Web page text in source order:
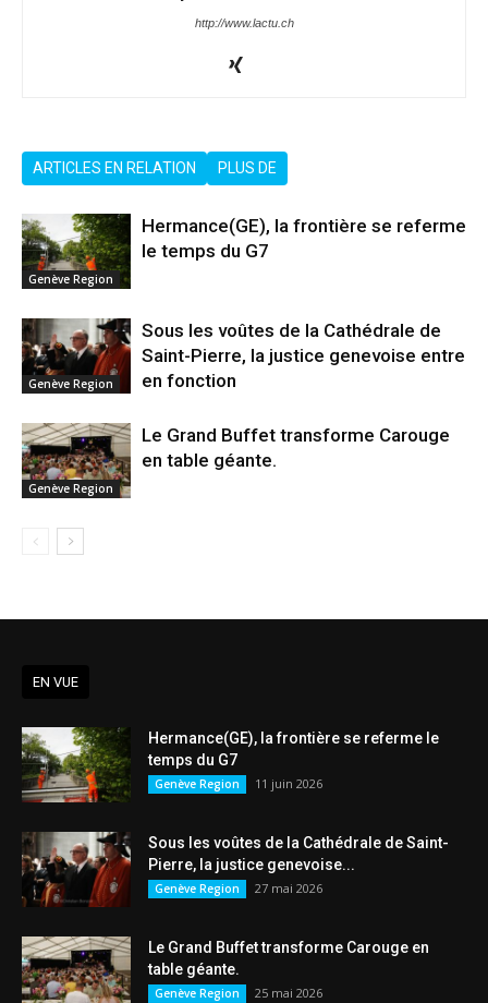
http://www.lactu.ch
ARTICLES EN RELATION PLUS DE
Genève Region
Hermance(GE), la frontière se referme
le temps du G7
Genève Region
Sous les voûtes de la Cathédrale de
Saint-Pierre, la justice genevoise entre
en fonction
Genève Region
Le Grand Buffet transforme Carouge
en table géante.
EN VUE
Hermance(GE), la frontière se referme le
temps du G7
Genève Region 11 juin 2026
Sous les voûtes de la Cathédrale de Saint-
Pierre, la justice genevoise...
Genève Region 27 mai 2026
Le Grand Buffet transforme Carouge en
table géante.
Genève Region 25 mai 2026